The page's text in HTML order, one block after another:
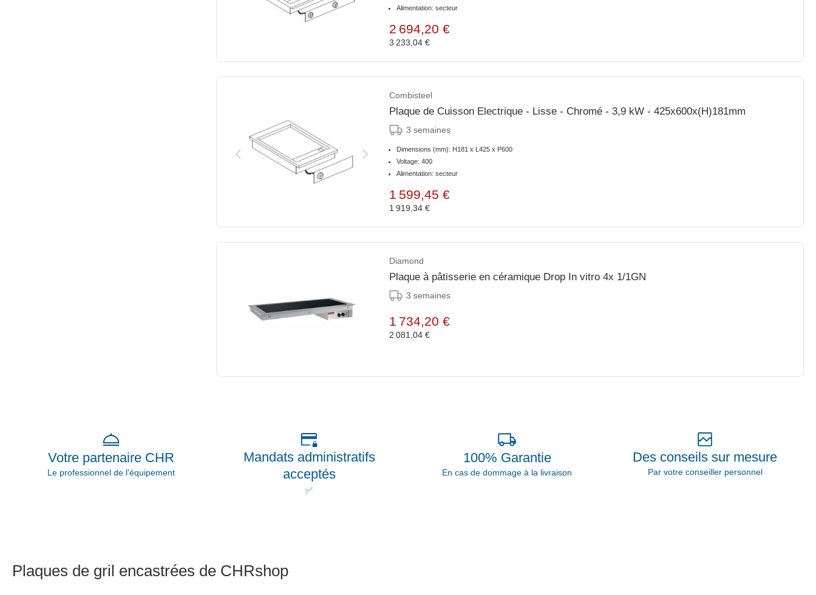
Alimentation: secteur
2 694,20 €
3 233,04 €
Combisteel
Plaque de Cuisson Electrique - Lisse - Chromé - 3,9 kW - 425x600x(H)181mm
3 semaines
Dimensions (mm): H181 x L425 x P600
Voltage: 400
Alimentation: secteur
1 599,45 €
1 919,34 €
Diamond
Plaque à pâtisserie en céramique Drop In vitro 4x 1/1GN
3 semaines
1 734,20 €
2 081,04 €
Votre partenaire CHR
Le professionnel de l'équipement
Mandats administratifs
acceptés
✅
100% Garantie
En cas de dommage à la livraison
Des conseils sur mesure
Par votre conseiller personnel
Plaques de gril encastrées de CHRshop